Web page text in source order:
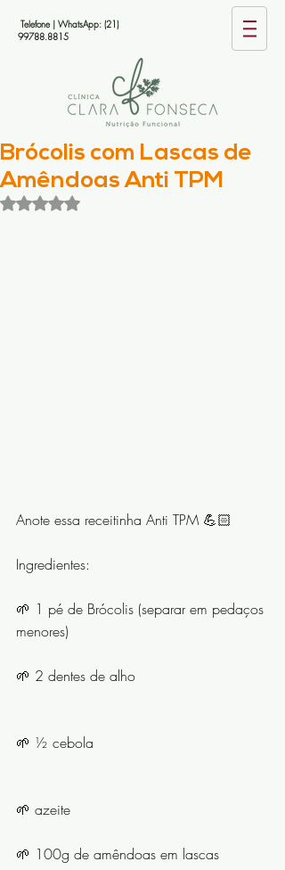
Telefone | WhatsApp: (21)
99788.8815
Brócolis com Lascas de
Amêndoas Anti TPM
Avaliado com NaN de 5 estrelas.
Anote essa receitinha Anti TPM 💪🏻
Ingredientes:
🌱 1 pé de Brócolis (separar em pedaços
menores)
🌱 2 dentes de alho ⠀⠀⠀⠀⠀⠀⠀⠀
🌱 ½ cebola ⠀⠀⠀⠀⠀⠀⠀⠀
🌱 azeite ⠀⠀⠀⠀⠀⠀⠀⠀ ⠀⠀⠀⠀⠀⠀⠀⠀
🌱 100g de amêndoas em lascas ⠀⠀⠀